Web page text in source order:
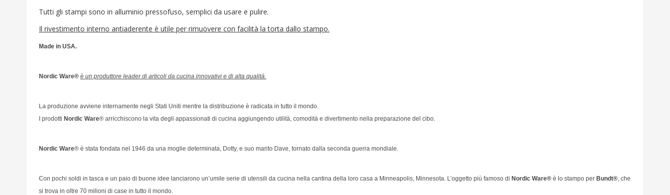
Tutti gli stampi sono in alluminio pressofuso, semplici da usare e pulire.
Il rivestimento interno antiaderente è utile per rimuovere con facilità la torta dallo stampo.
Made in USA.
Nordic Ware® è un produttore leader di articoli da cucina innovativi e di alta qualità.
La produzione avviene internamente negli Stati Uniti mentre la distribuzione è radicata in tutto il mondo.
I prodotti Nordic Ware® arricchiscono la vita degli appassionati di cucina aggiungendo utilità, comodità e divertimento nella preparazione del cibo.
Nordic Ware® è stata fondata nel 1946 da una moglie determinata, Dotty, e suo marito Dave, tornato dalla seconda guerra mondiale.
Con pochi soldi in tasca e un paio di buone idee lanciarono un’umile serie di utensili da cucina nella cantina della loro casa a Minneapolis, Minnesota. L’oggetto più famoso di Nordic Ware® è lo stampo per Bundt® , che
si trova in oltre 70 milioni di case in tutto il mondo.